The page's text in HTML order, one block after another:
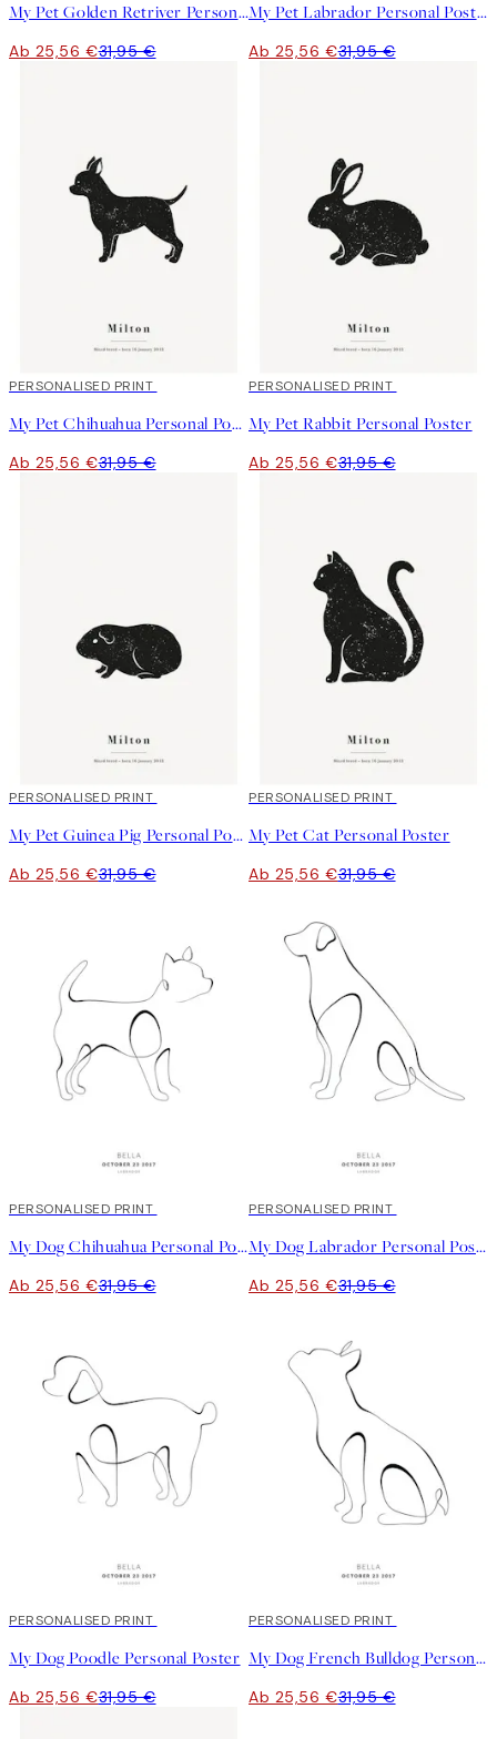
My Pet Golden Retriver Personal Poster
Ab 25,56 €31,95 €
My Pet Labrador Personal Poster
Ab 25,56 €31,95 €
20%*
PERSONALISED PRINT
My Pet Chihuahua Personal Poster
Ab 25,56 €31,95 €
20%*
PERSONALISED PRINT
My Pet Rabbit Personal Poster
Ab 25,56 €31,95 €
20%*
PERSONALISED PRINT
My Pet Guinea Pig Personal Poster
Ab 25,56 €31,95 €
20%*
PERSONALISED PRINT
My Pet Cat Personal Poster
Ab 25,56 €31,95 €
20%*
PERSONALISED PRINT
My Dog Chihuahua Personal Poster
Ab 25,56 €31,95 €
20%*
PERSONALISED PRINT
My Dog Labrador Personal Poster
Ab 25,56 €31,95 €
20%*
PERSONALISED PRINT
My Dog Poodle Personal Poster
Ab 25,56 €31,95 €
20%*
PERSONALISED PRINT
My Dog French Bulldog Personal Poster
Ab 25,56 €31,95 €